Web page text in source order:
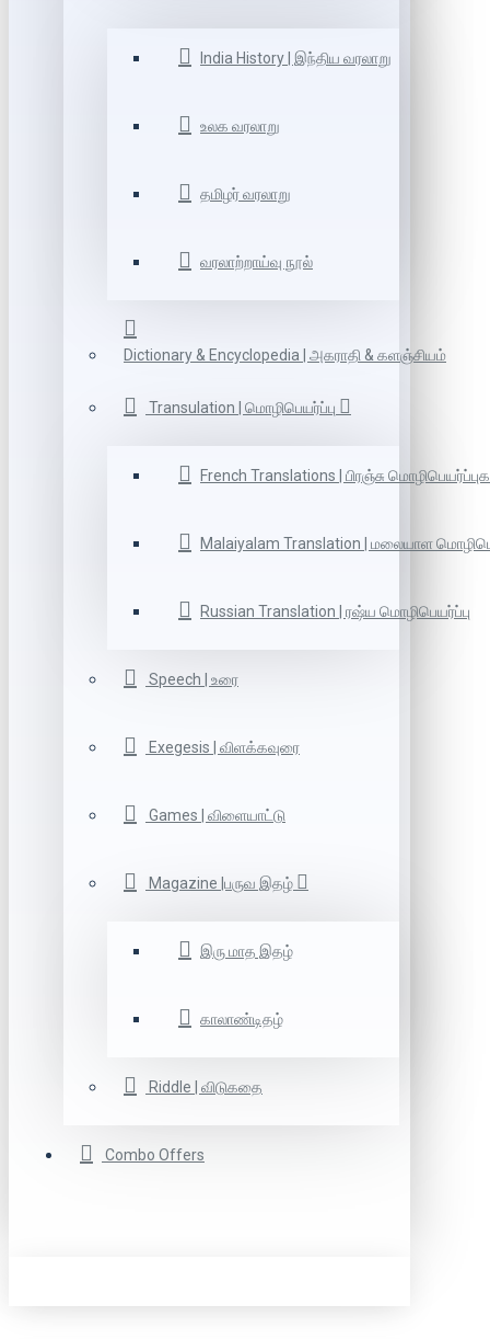
India History | இந்திய வரலாறு
உலக வரலாறு
தமிழர் வரலாறு
வரலாற்றாய்வு நூல்
Dictionary & Encyclopedia | அகராதி & களஞ்சியம்
Transulation | மொழிபெயர்ப்பு
French Translations | பிரஞ்சு
Malaiyalam Translation | மலையாள
Russian Translation | ரஷ்ய மொழிபெயர்ப்பு
Speech | உரை
Exegesis | விளக்கவுரை
Games | விளையாட்டு
Magazine |பருவ இதழ்
இரு மாத இதழ்
காலாண்டிதழ்
Riddle | விடுகதை
Combo Offers